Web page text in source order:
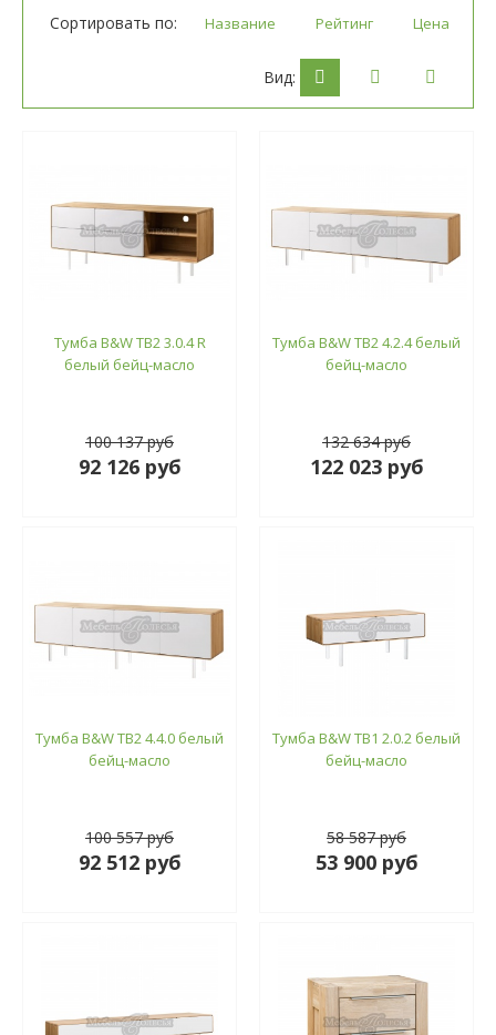
Сортировать по: Название Рейтинг Цена
Вид:
Тумба B&W ТВ2 3.0.4 R
белый бейц-масло
100 137 руб
92 126 руб
Тумба B&W ТВ2 4.2.4 белый
бейц-масло
132 634 руб
122 023 руб
Тумба B&W ТВ2 4.4.0 белый
бейц-масло
100 557 руб
92 512 руб
Тумба B&W ТВ1 2.0.2 белый
бейц-масло
58 587 руб
53 900 руб